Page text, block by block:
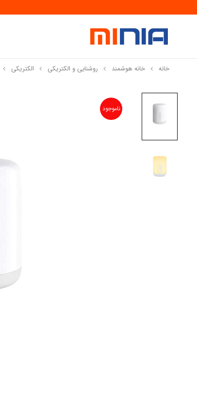
خانه خانه هوشمند روشنایی و الکتریکی الکتریکی
ناموجود